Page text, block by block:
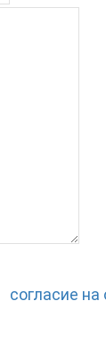
согласие